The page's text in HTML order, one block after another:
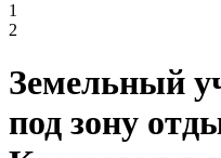
1
2
Земельный
под зону